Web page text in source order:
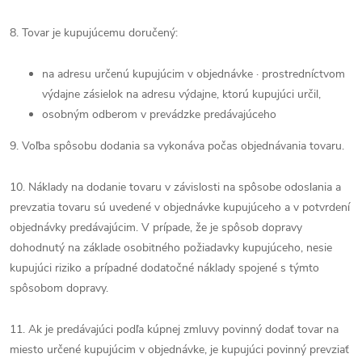
8. Tovar je kupujúcemu doručený:
na adresu určenú kupujúcim v objednávke · prostredníctvom
výdajne zásielok na adresu výdajne, ktorú kupujúci určil,
osobným odberom v prevádzke predávajúceho
9. Voľba spôsobu dodania sa vykonáva počas objednávania tovaru.
10. Náklady na dodanie tovaru v závislosti na spôsobe odoslania a
prevzatia tovaru sú uvedené v objednávke kupujúceho a v potvrdení
objednávky predávajúcim. V prípade, že je spôsob dopravy
dohodnutý na základe osobitného požiadavky kupujúceho, nesie
kupujúci riziko a prípadné dodatočné náklady spojené s týmto
spôsobom dopravy.
11. Ak je predávajúci podľa kúpnej zmluvy povinný dodať tovar na
miesto určené kupujúcim v objednávke, je kupujúci povinný prevziať